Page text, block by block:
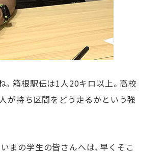
。箱根駅伝は1人20キロ以上。高校
が持ち区間をどう走るかという強
まの学生の皆さんへは、早くそこ